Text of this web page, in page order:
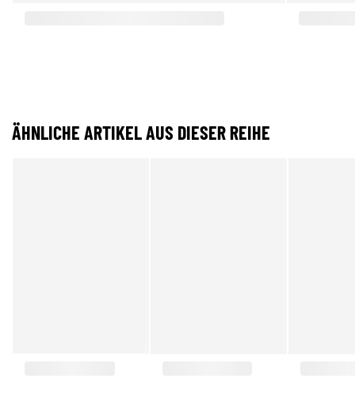
ÄHNLICHE ARTIKEL AUS DIESER REIHE